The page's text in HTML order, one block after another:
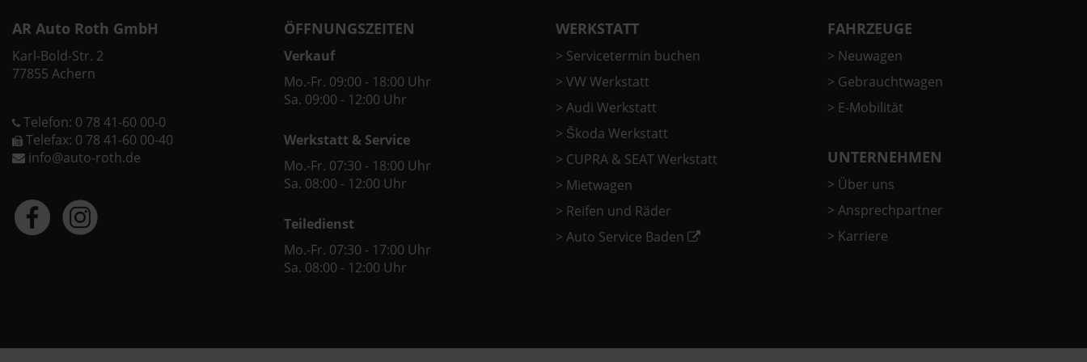
AR Auto Roth GmbH
Karl-Bold-Str. 2
77855 Achern
Telefon: 0 78 41-60 00-0
Telefax: 0 78 41-60 00-40
info@auto-roth.de
ÖFFNUNGSZEITEN
Verkauf
Mo.-Fr. 09:00 - 18:00 Uhr
Sa. 09:00 - 12:00 Uhr
Werkstatt & Service
Mo.-Fr. 07:30 - 18:00 Uhr
Sa. 08:00 - 12:00 Uhr
Teiledienst
Mo.-Fr. 07:30 - 17:00 Uhr
Sa. 08:00 - 12:00 Uhr
WERKSTATT
> Servicetermin buchen
> VW Werkstatt
> Audi Werkstatt
> Škoda Werkstatt
> CUPRA & SEAT Werkstatt
> Mietwagen
> Reifen und Räder
> Auto Service Baden
FAHRZEUGE
> Neuwagen
> Gebrauchtwagen
> E-Mobilität
UNTERNEHMEN
> Über uns
> Ansprechpartner
> Karriere